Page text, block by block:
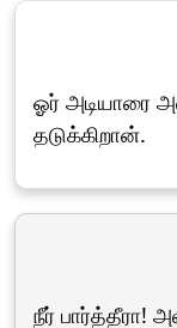
ஓர் அடியாரை
தடுக்கிறான்.
நீர் பார்த்தீரா!